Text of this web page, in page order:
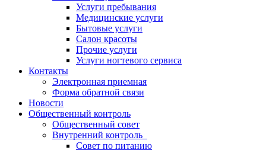
Услуги пребывания
Медицинские услуги
Бытовые услуги
Салон красоты
Прочие услуги
Услуги ногтевого сервиса
Контакты
Электронная приемная
Форма обратной связи
Новости
Общественный контроль
Общественный совет
Внутренний контроль
Совет по питанию